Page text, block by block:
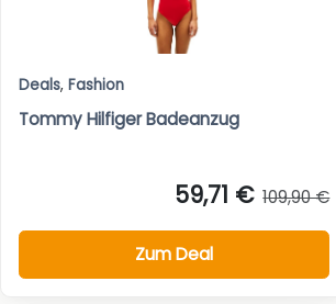
Deals, Fashion
Tommy Hilfiger Badeanzug
59,71 € 109,90 €
Zum Deal